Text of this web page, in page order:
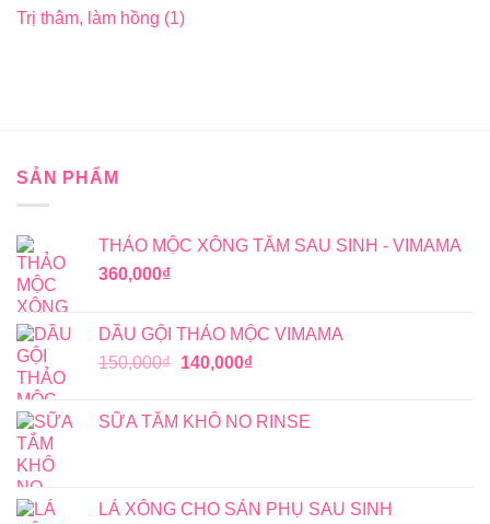
Trị thâm, làm hồng (1)
SẢN PHẨM
THẢO MỘC XÔNG TẮM SAU SINH - VIMAMA
360,000₫
DẦU GỘI THẢO MỘC VIMAMA
150,000₫ Giá
150,000₫.
140,000₫Giá
là:
SỮA TẮM KHÔ NO RINSE
LÁ XÔNG CHO SẢN PHỤ SAU SINH